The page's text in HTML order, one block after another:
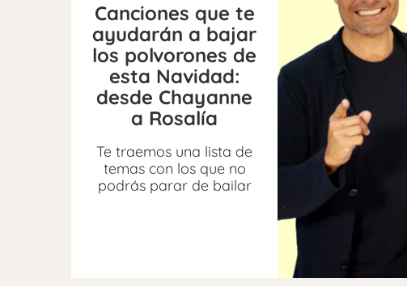
Canciones que te
ayudarán a bajar
los polvorones de
esta Navidad:
desde Chayanne
a Rosalía
Te traemos una lista de
temas con los que no
podrás parar de bailar